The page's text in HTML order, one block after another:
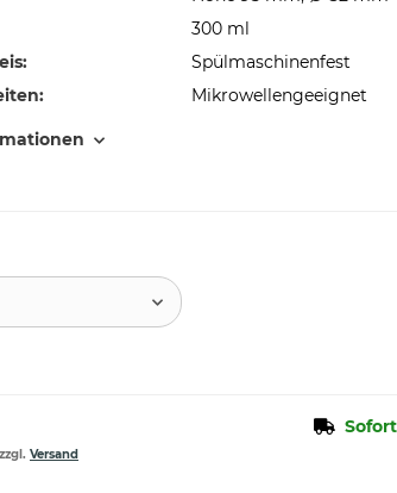
300 ml
Spülmaschinenfest
Mikrowellengeeignet
Versand